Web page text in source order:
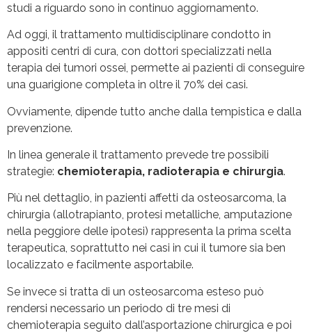
studi a riguardo sono in continuo aggiornamento.
Ad oggi, il trattamento multidisciplinare condotto in
appositi centri di cura, con dottori specializzati nella
terapia dei tumori ossei, permette ai pazienti di conseguire
una guarigione completa in oltre il 70% dei casi.
Ovviamente, dipende tutto anche dalla tempistica e dalla
prevenzione.
In linea generale il trattamento prevede tre possibili
strategie: chemioterapia, radioterapia e chirurgia.
Più nel dettaglio, in pazienti affetti da osteosarcoma, la
chirurgia (allotrapianto, protesi metalliche, amputazione
nella peggiore delle ipotesi) rappresenta la prima scelta
terapeutica, soprattutto nei casi in cui il tumore sia ben
localizzato e facilmente asportabile.
Se invece si tratta di un osteosarcoma esteso può
rendersi necessario un periodo di tre mesi di
chemioterapia seguito dall’asportazione chirurgica e poi